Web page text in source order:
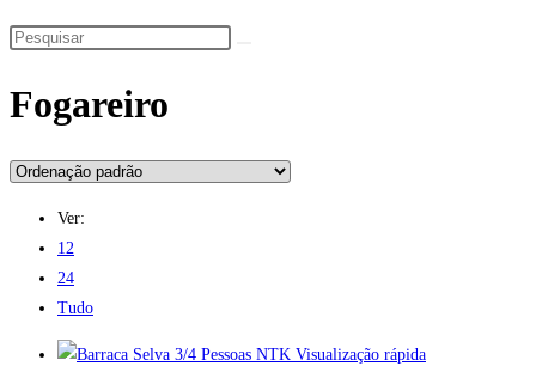
Fogareiro
Ver:
12
24
Tudo
Visualização rápida